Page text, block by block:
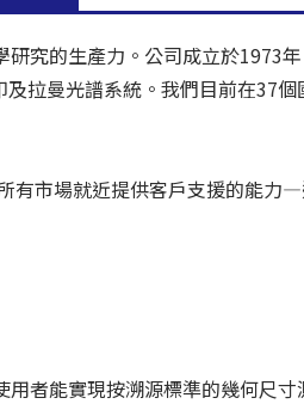
究的生產力。公司成立於1973
拉曼光譜系統。我們目前在37
市場就近提供客戶支援的能力
者能實現按溯源標準的幾何尺